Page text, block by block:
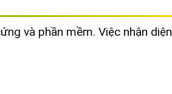
và phần mềm. Việc nhận diện